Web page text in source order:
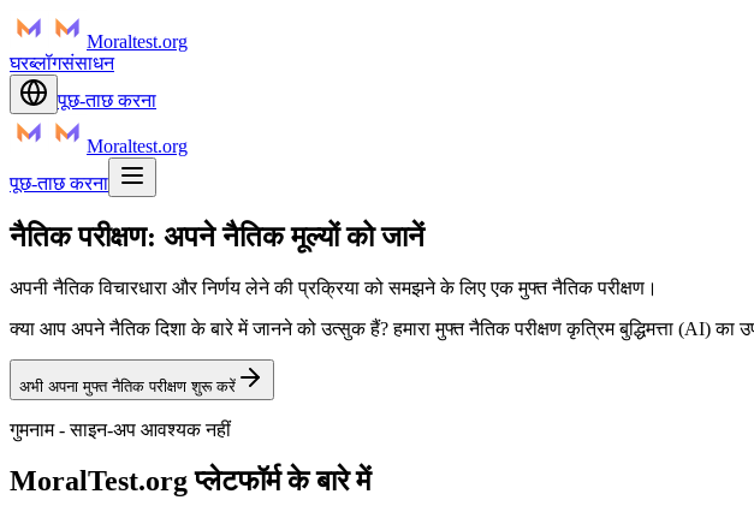
Moraltest.org
घरब्लॉगसंसाधन
पूछ-ताछ करना
Moraltest.org
पूछ-ताछ करना
नैतिक परीक्षण: अपने नैतिक मूल्यों को जानें
अपनी नैतिक विचारधारा और निर्णय लेने की प्रक्रिया को समझने के लिए एक मुफ्त नैतिक परीक्षण।
क्या आप अपने नैतिक दिशा के बारे में जानने को उत्सुक हैं? हमारा मुफ्त नैतिक परीक्षण कृत्रिम बुद्धिमत्ता (AI)
अभी अपना मुफ्त नैतिक परीक्षण शुरू करें
गुमनाम - साइन-अप आवश्यक नहीं
MoralTest.org प्लेटफॉर्म के बारे में